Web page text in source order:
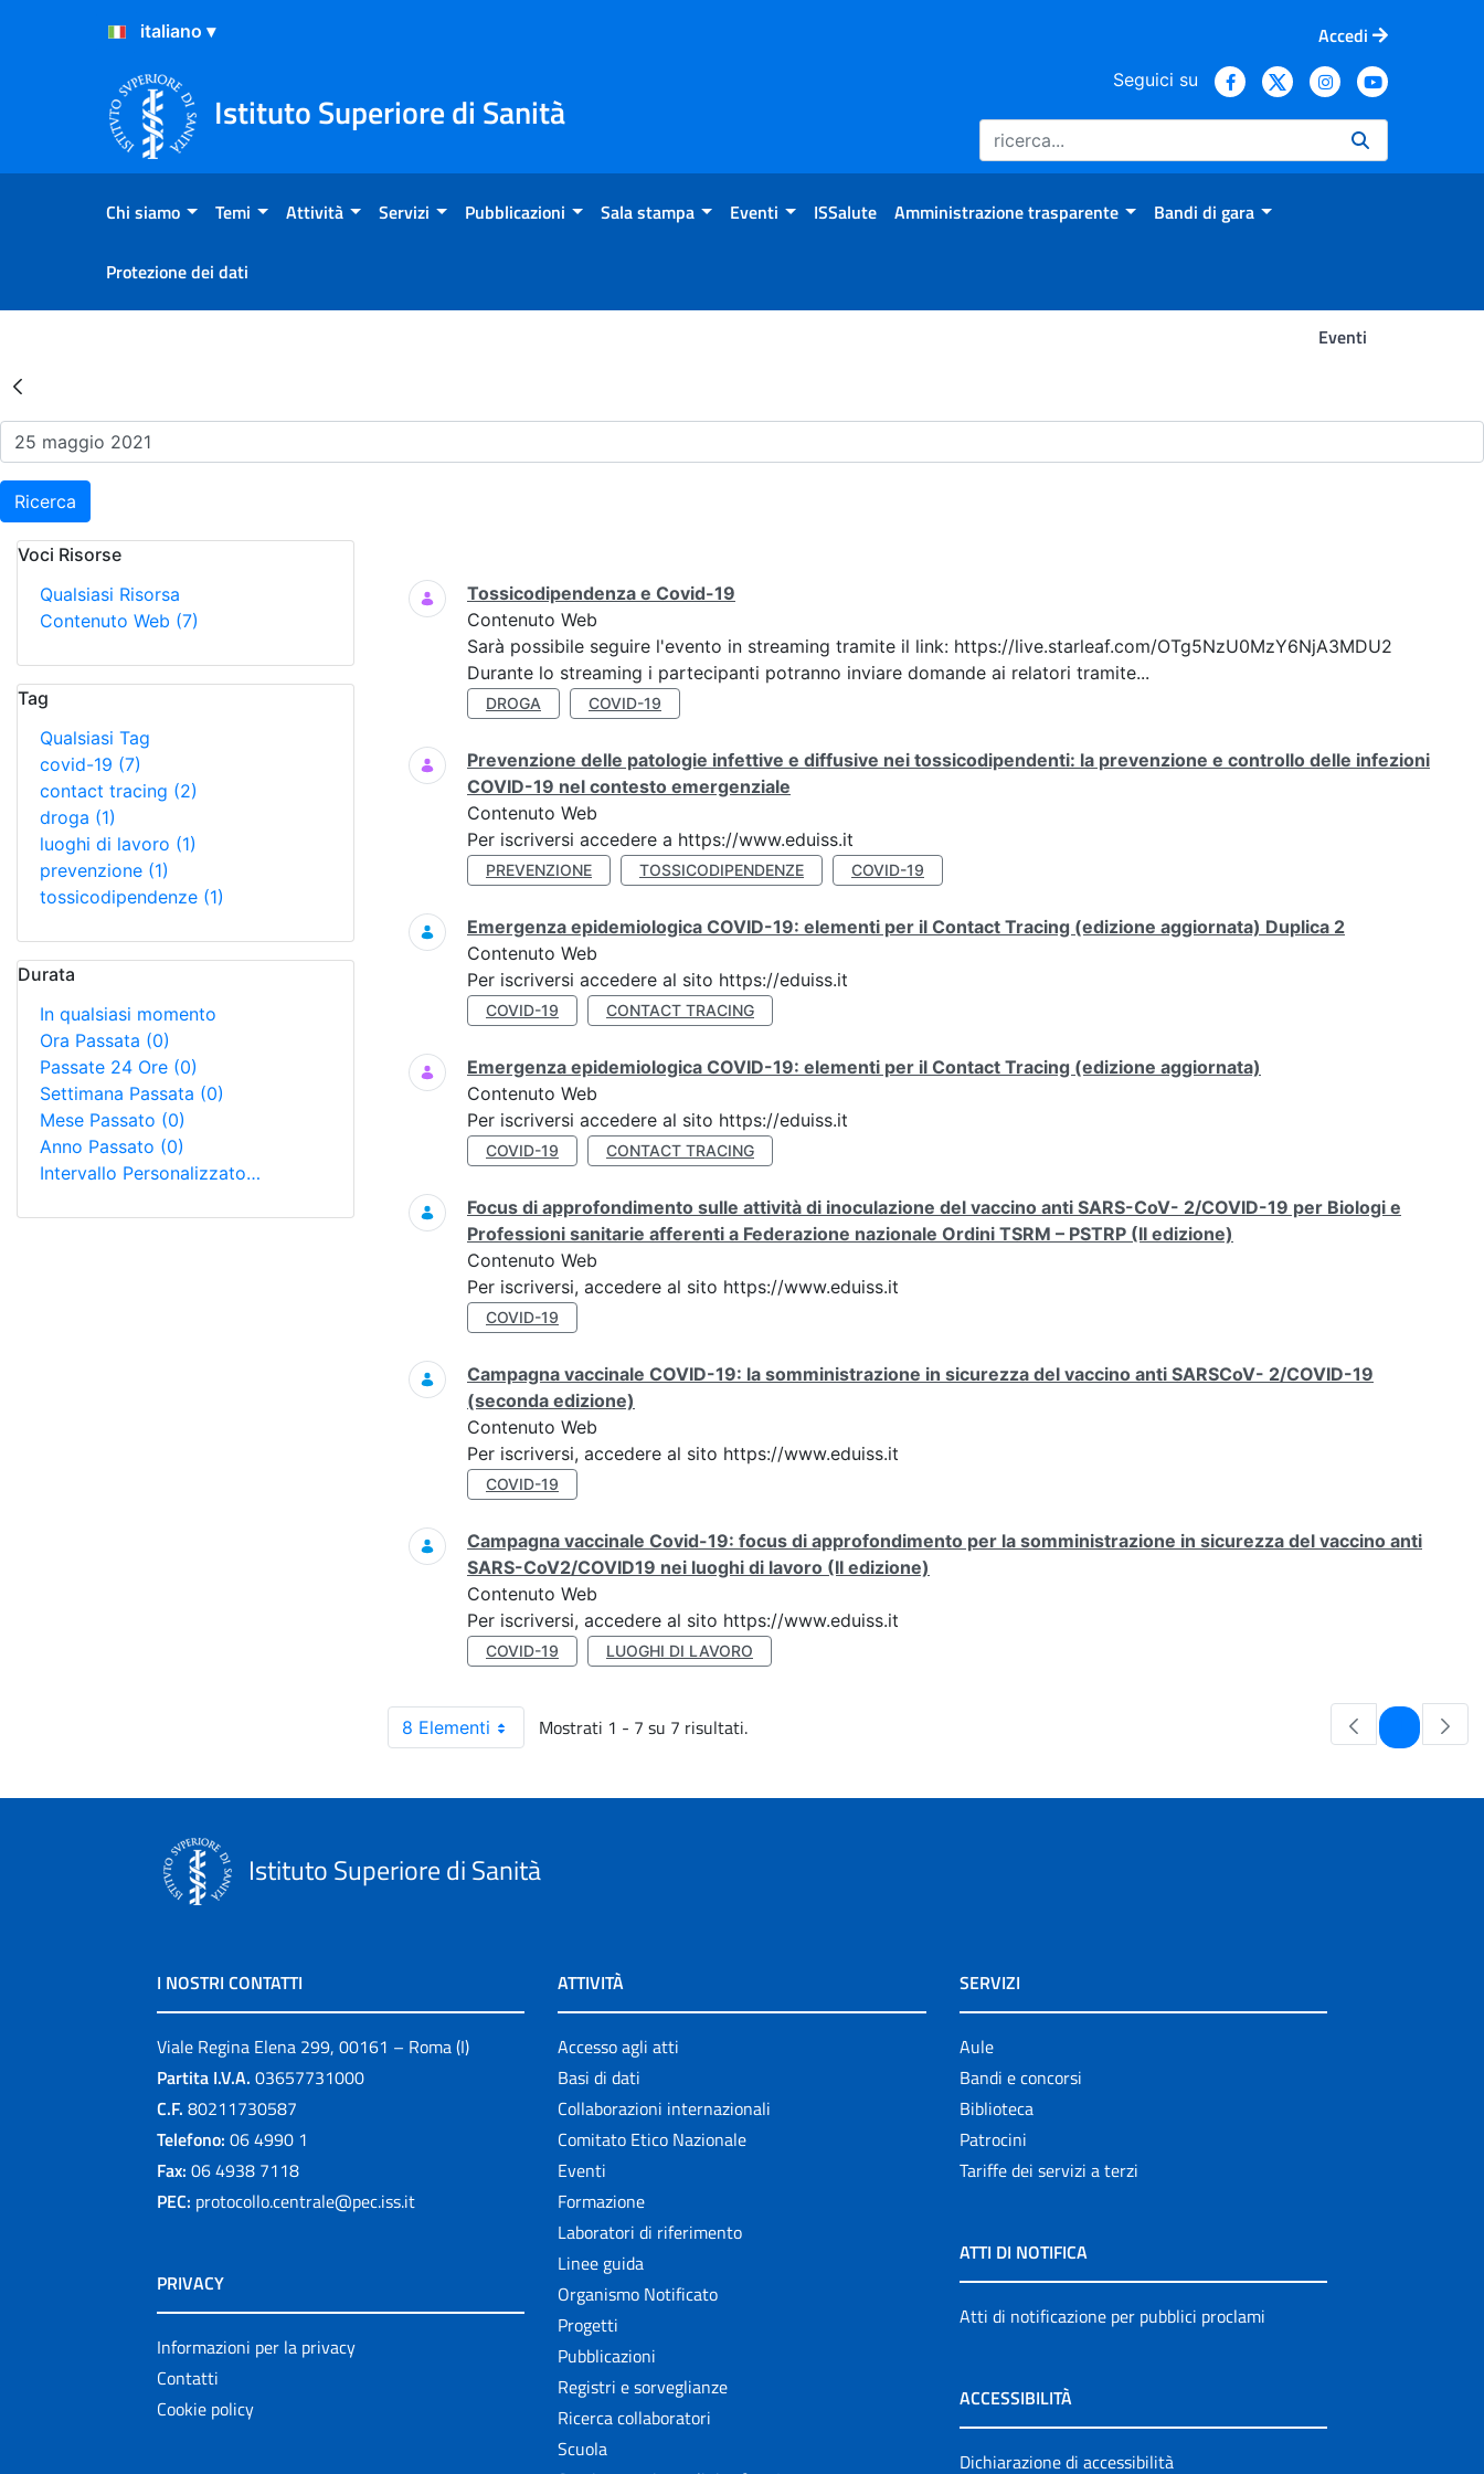
Salta al Contenuto
Salta al Footer
Accedi
Istituto Superiore di Sanità
Seguici su
Chi siamo Temi Attività Servizi Pubblicazioni Sala stampa Eventi ISSalute Amministrazione trasparente Bandi di gara
Protezione dei dati
Eventi
Risultati della Ricerca - Eventi
Ricerca
Voci Risorse
Qualsiasi Risorsa
Contenuto Web (7)
Tag
Qualsiasi Tag
covid-19 (7)
contact tracing (2)
droga (1)
luoghi di lavoro (1)
prevenzione (1)
tossicodipendenze (1)
Durata
In qualsiasi momento
Ora Passata (0)
Passate 24 Ore (0)
Settimana Passata (0)
Mese Passato (0)
Anno Passato (0)
Intervallo Personalizzato…
Ricerca
Tossicodipendenza e Covid-19
Contenuto Web
Sarà possibile seguire l'evento in streaming tramite il link: https://live.starleaf.com/OTg5NzU0MzY6NjA3MDU2
Durante lo streaming i partecipanti potranno inviare domande ai relatori tramite...
DROGA COVID-19
Prevenzione delle patologie infettive e diffusive nei tossicodipendenti: la prevenzione e controllo delle infezioni
COVID-19 nel contesto emergenziale
Contenuto Web
Per iscriversi accedere a https://www.eduiss.it
PREVENZIONE TOSSICODIPENDENZE COVID-19
Emergenza epidemiologica COVID-19: elementi per il Contact Tracing (edizione aggiornata) Duplica 2
Contenuto Web
Per iscriversi accedere al sito https://eduiss.it
COVID-19 CONTACT TRACING
Emergenza epidemiologica COVID-19: elementi per il Contact Tracing (edizione aggiornata)
Contenuto Web
Per iscriversi accedere al sito https://eduiss.it
COVID-19 CONTACT TRACING
Focus di approfondimento sulle attività di inoculazione del vaccino anti SARS-CoV- 2/COVID-19 per Biologi e
Professioni sanitarie afferenti a Federazione nazionale Ordini TSRM – PSTRP (II edizione)
Contenuto Web
Per iscriversi, accedere al sito https://www.eduiss.it
COVID-19
Campagna vaccinale COVID-19: la somministrazione in sicurezza del vaccino anti SARSCoV- 2/COVID-19
(seconda edizione)
Contenuto Web
Per iscriversi, accedere al sito https://www.eduiss.it
COVID-19
Campagna vaccinale Covid-19: focus di approfondimento per la somministrazione in sicurezza del vaccino anti
SARS-CoV2/COVID19 nei luoghi di lavoro (II edizione)
Contenuto Web
Per iscriversi, accedere al sito https://www.eduiss.it
COVID-19 LUOGHI DI LAVORO
8 Elementi Mostrati 1 - 7 su 7 risultati. Pagina
Istituto Superiore di Sanità
I NOSTRI CONTATTI
Viale Regina Elena 299, 00161 – Roma (I)
Partita I.V.A. 03657731000
C.F. 80211730587
Telefono: 06 4990 1
Fax: 06 4938 7118
PEC: protocollo.centrale@pec.iss.it
PRIVACY
Informazioni per la privacy
Contatti
Cookie policy
ATTIVITÀ
Accesso agli atti
Basi di dati
Collaborazioni internazionali
Comitato Etico Nazionale
Eventi
Formazione
Laboratori di riferimento
Linee guida
Organismo Notificato
Progetti
Pubblicazioni
Registri e sorveglianze
Ricerca collaboratori
Scuola
SERVIZI
Aule
Bandi e concorsi
Biblioteca
Patrocini
Tariffe dei servizi a terzi
ATTI DI NOTIFICA
Atti di notificazione per pubblici proclami
ACCESSIBILITÀ
Dichiarazione di accessibilità